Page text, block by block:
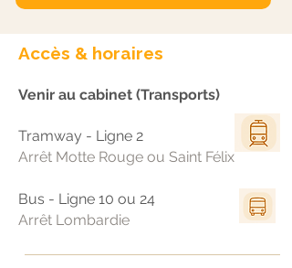
Accès & horaires
Venir au cabinet (Transports)
Tramway - Ligne 2
Arrêt Motte Rouge ou Saint Félix
Bus - Ligne 10 ou 24
Arrêt Lombardie